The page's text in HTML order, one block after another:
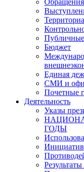
Обращения
Бюджет
Единая
СМИ и
Почетные
Деятельность
Указы
ГОДЫ